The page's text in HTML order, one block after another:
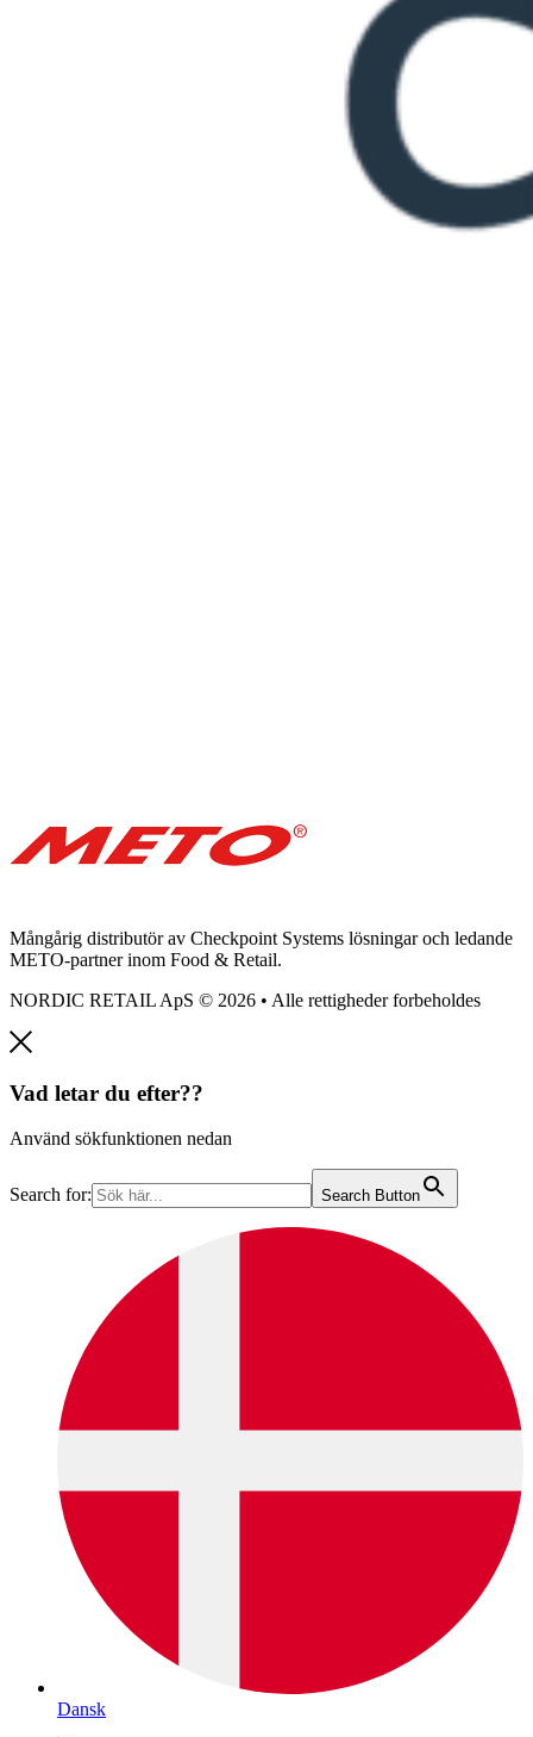
Mångårig distributör av Checkpoint Systems lösningar och ledande
METO-partner inom Food & Retail.
NORDIC RETAIL ApS © 2026 • Alle rettigheder forbeholdes
Vad letar du efter??
Använd sökfunktionen nedan
Search for: Search Button
Dansk